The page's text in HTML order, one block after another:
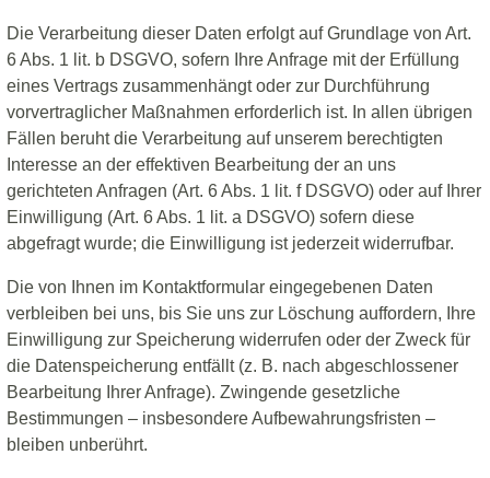
Die Verarbeitung dieser Daten erfolgt auf Grundlage von Art.
6 Abs. 1 lit. b DSGVO, sofern Ihre Anfrage mit der Erfüllung
eines Vertrags zusammenhängt oder zur Durchführung
vorvertraglicher Maßnahmen erforderlich ist. In allen übrigen
Fällen beruht die Verarbeitung auf unserem berechtigten
Interesse an der effektiven Bearbeitung der an uns
gerichteten Anfragen (Art. 6 Abs. 1 lit. f DSGVO) oder auf Ihrer
Einwilligung (Art. 6 Abs. 1 lit. a DSGVO) sofern diese
abgefragt wurde; die Einwilligung ist jederzeit widerrufbar.
Die von Ihnen im Kontaktformular eingegebenen Daten
verbleiben bei uns, bis Sie uns zur Löschung auffordern, Ihre
Einwilligung zur Speicherung widerrufen oder der Zweck für
die Datenspeicherung entfällt (z. B. nach abgeschlossener
Bearbeitung Ihrer Anfrage). Zwingende gesetzliche
Bestimmungen – insbesondere Aufbewahrungsfristen –
bleiben unberührt.